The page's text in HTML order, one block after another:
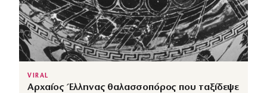
VIRAL
Αρχαίος Έλληνας θαλασσοπόρος που ταξίδεψε